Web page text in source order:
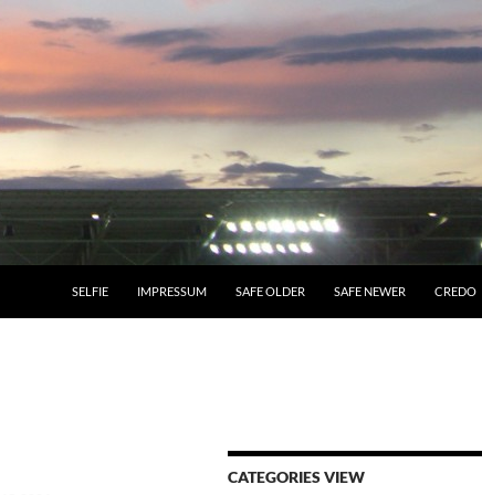
SELFIE IMPRESSUM SAFE OLDER SAFE NEWER CREDO
CATEGORIES VIEW